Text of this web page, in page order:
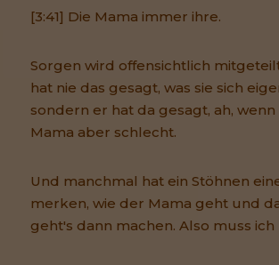
[3:41] Die Mama immer ihre.
Sorgen wird offensichtlich
hat nie das gesagt, was sie sich
sondern er hat da gesagt, ah,
Mama aber schlecht.
Und manchmal hat ein Stöhnen
merken, wie der Mama geht und
geht's dann machen. Also muss